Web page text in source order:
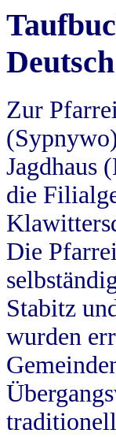
Zur
Jagdhaus
die
Die
Stabitz
wurden